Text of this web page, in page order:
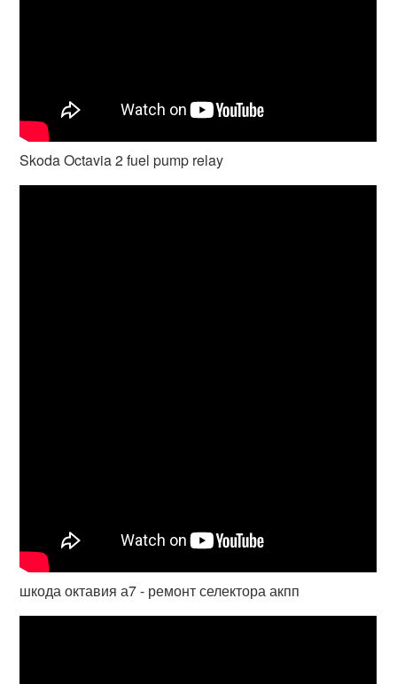
Skoda Octavia 2 fuel pump relay
шкода октавия а7 - ремонт селектора акпп